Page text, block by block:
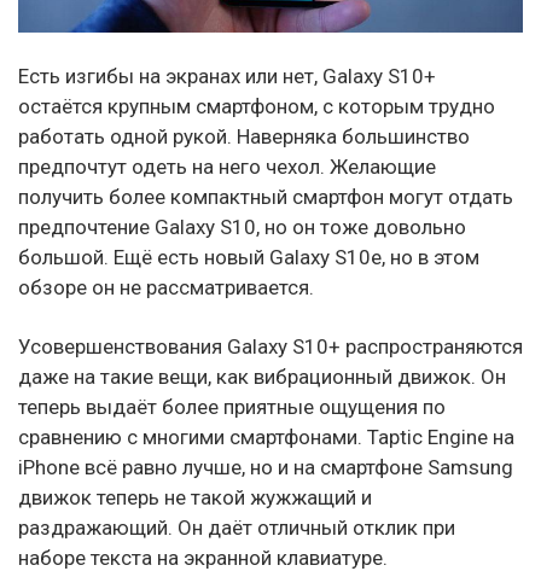
Есть изгибы на экранах или нет, Galaxy S10+
остаётся крупным смартфоном, с которым трудно
работать одной рукой. Наверняка большинство
предпочтут одеть на него чехол. Желающие
получить более компактный смартфон могут отдать
предпочтение Galaxy S10, но он тоже довольно
большой. Ещё есть новый Galaxy S10е, но в этом
обзоре он не рассматривается.
Усовершенствования Galaxy S10+ распространяются
даже на такие вещи, как вибрационный движок. Он
теперь выдаёт более приятные ощущения по
сравнению с многими смартфонами. Taptic Engine на
iPhone всё равно лучше, но и на смартфоне Samsung
движок теперь не такой жужжащий и
раздражающий. Он даёт отличный отклик при
наборе текста на экранной клавиатуре.